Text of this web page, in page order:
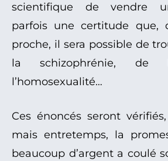
scientifique de vendre
parfois une certitude que,
proche, il sera possible de
la schizophrénie, de
l’homosexualité…
Ces énoncés seront
mais entretemps, la
beaucoup d’argent a coulé